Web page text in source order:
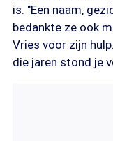
is. "Een naam,
bedankte ze ook
Vries voor zijn
die jaren stond je